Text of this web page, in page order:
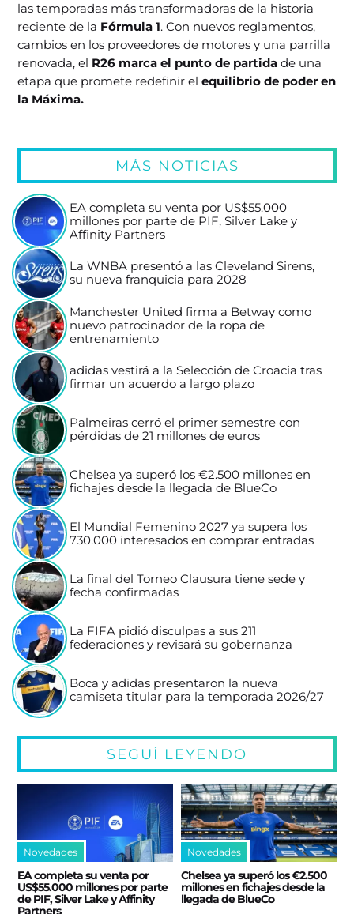
las temporadas más transformadoras de la historia
reciente de la Fórmula 1. Con nuevos reglamentos,
cambios en los proveedores de motores y una parrilla
renovada, el R26 marca el punto de partidade una
etapa que promete redefinir el equilibrio de poder en
la Máxima.
MÁS NOTICIAS
EA completa su venta por US$55.000
millones por parte de PIF, Silver Lake y
Affinity Partners
La WNBA presentó a las Cleveland Sirens,
su nueva franquicia para 2028
Manchester United firma a Betway como
nuevo patrocinador de la ropa de
entrenamiento
adidas vestirá a la Selección de Croacia tras
firmar un acuerdo a largo plazo
Palmeiras cerró el primer semestre con
pérdidas de 21 millones de euros
Chelsea ya superó los €2.500 millones en
fichajes desde la llegada de BlueCo
El Mundial Femenino 2027 ya supera los
730.000 interesados en comprar entradas
La final del Torneo Clausura tiene sede y
fecha confirmadas
La FIFA pidió disculpas a sus 211
federaciones y revisará su gobernanza
Boca y adidas presentaron la nueva
camiseta titular para la temporada 2026/27
SEGUÍ LEYENDO
Novedades
EA completa su venta por
US$55.000 millones por parte
de PIF, Silver Lake y Affinity
Partners
Novedades
Chelsea ya superó los €2.500
millones en fichajes desde la
llegada de BlueCo